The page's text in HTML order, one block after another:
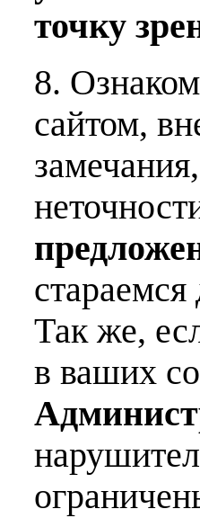
точку
8.
сайтом,
Так же,
в ваших